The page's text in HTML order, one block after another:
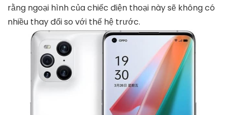
rằng ngoại hình của chiếc điện thoại này sẽ không có
nhiều thay đổi so với thế hệ trước.